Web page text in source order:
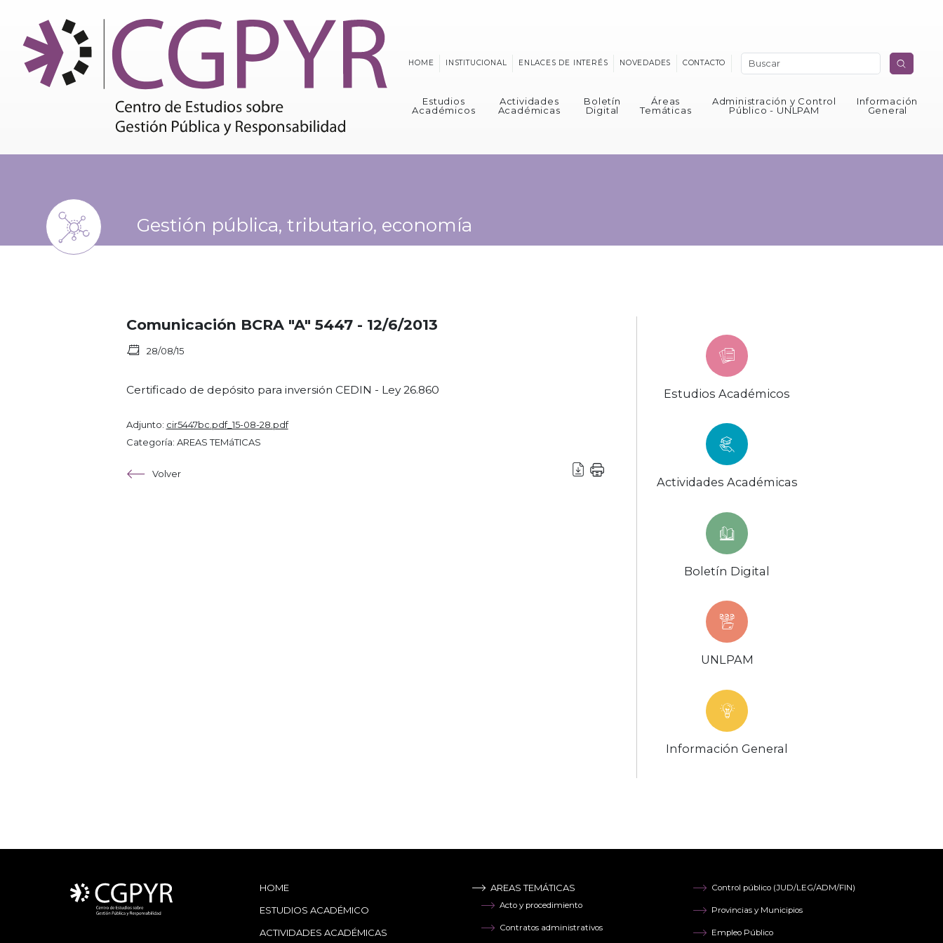
HOME INSTITUCIONAL ENLACES DE INTERÉS NOVEDADES CONTACTO
Estudios
Académicos
Actividades
Académicas
Boletín
Digital
Áreas
Temáticas
Administración y Control
Público - UNLPAM
Información
General
Gestión pública, tributario, economía
Comunicación BCRA "A" 5447 - 12/6/2013
28/08/15
Certificado de depósito para inversión CEDIN - Ley 26.860
Adjunto: cir5447bc.pdf_15-08-28.pdf
Categoría: AREAS TEMáTICAS
Volver
Estudios Académicos
Actividades Académicas
Boletín Digital
UNLPAM
Información General
HOME
ESTUDIOS ACADÉMICO
ACTIVIDADES ACADÉMICAS
AREAS TEMÁTICAS
Acto y procedimiento
Contratos administrativos
Control público (JUD/LEG/ADM/FIN)
Provincias y Municipios
Empleo Público